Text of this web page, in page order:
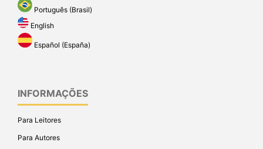
Português (Brasil)
English
Español (España)
INFORMAÇÕES
Para Leitores
Para Autores